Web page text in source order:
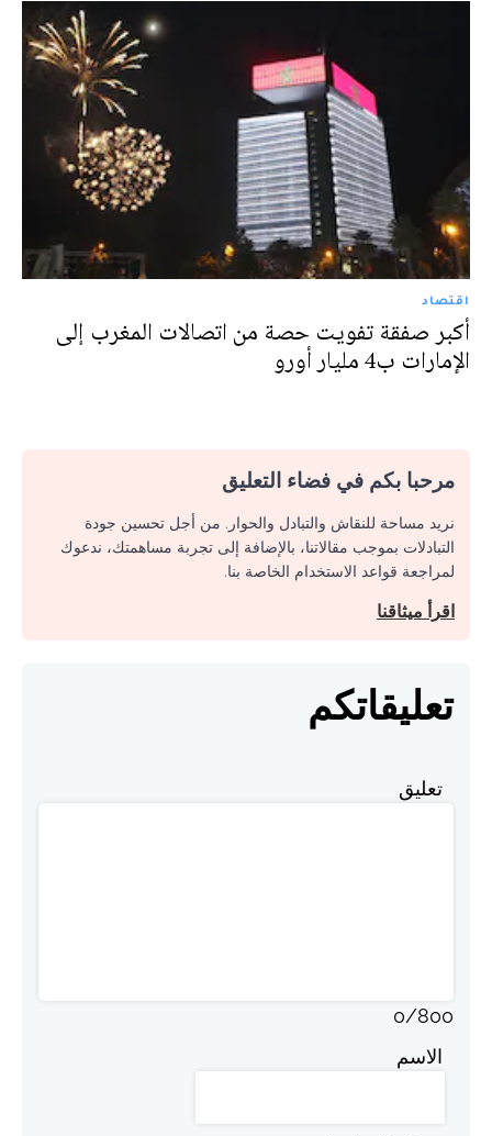
اقتصاد
أكبر صفقة تفويت حصة من اتصالات المغرب إلى
الإمارات ب4 مليار أورو
مرحبا بكم في فضاء التعليق
نريد مساحة للنقاش والتبادل والحوار. من أجل تحسين جودة
التبادلات بموجب مقالاتنا، بالإضافة إلى تجربة مساهمتك، ندعوك
لمراجعة قواعد الاستخدام الخاصة بنا.
اقرأ ميثاقنا
تعليقاتكم
تعليق
0/800
الاسم